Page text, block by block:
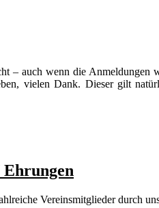
– auch wenn die
vielen Dank. Dieser gilt
Ehrungen
Vereinsmitglieder durch